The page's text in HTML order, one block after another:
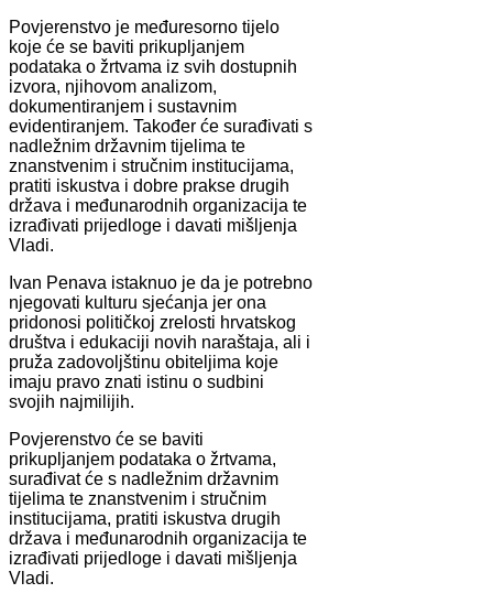
Povjerenstvo je međuresorno tijelo
koje će se baviti prikupljanjem
podataka o žrtvama iz svih dostupnih
izvora, njihovom analizom,
dokumentiranjem i sustavnim
evidentiranjem. Također će surađivati s
nadležnim državnim tijelima te
znanstvenim i stručnim institucijama,
pratiti iskustva i dobre prakse drugih
država i međunarodnih organizacija te
izrađivati prijedloge i davati mišljenja
Vladi.
Ivan Penava istaknuo je da je potrebno
njegovati kulturu sjećanja jer ona
pridonosi političkoj zrelosti hrvatskog
društva i edukaciji novih naraštaja, ali i
pruža zadovoljštinu obiteljima koje
imaju pravo znati istinu o sudbini
svojih najmilijih.
Povjerenstvo će se baviti
prikupljanjem podataka o žrtvama,
surađivat će s nadležnim državnim
tijelima te znanstvenim i stručnim
institucijama, pratiti iskustva drugih
država i međunarodnih organizacija te
izrađivati prijedloge i davati mišljenja
Vladi.